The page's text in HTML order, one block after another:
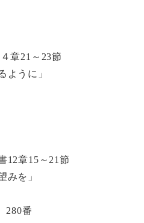
章21～23節
うに」
章15～21節
みを」
280番